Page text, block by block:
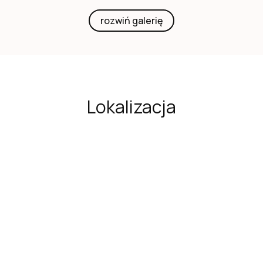
rozwiń galerię
Lokalizacja